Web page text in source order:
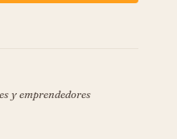
y emprendedores